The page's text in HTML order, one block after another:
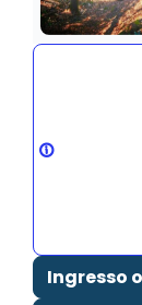
Ingresso